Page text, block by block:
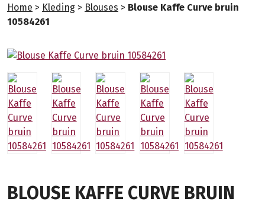
Home > Kleding > Blouses > Blouse Kaffe Curve bruin
10584261
BLOUSE KAFFE CURVE BRUIN